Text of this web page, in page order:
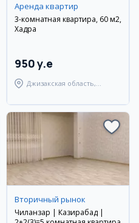
Аренда квартир
3-комнатная квартира, 60 м2,
Хадра
950 y.e
Джизакская область,
Вторичный рынок
Чиланзар | Казирабад |